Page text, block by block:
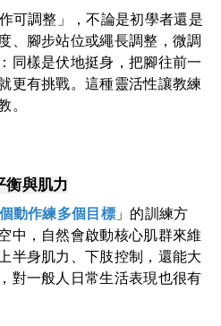
可調整」，不論是初學者還是
、腳步站位或繩長調整，微調
同樣是伏地挺身，把腳往前一
更有挑戰。這種靈活性讓教練
。
衡與肌力
動作練多個目標 」的訓練方
中，自然會啟動核心肌群來維
半身肌力、下肢控制，還能大
對一般人日常生活表現也很有